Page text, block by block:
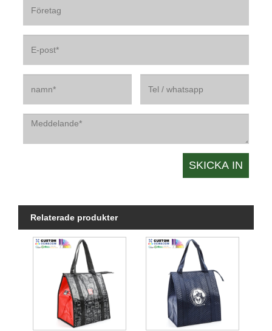
Relaterade produkter